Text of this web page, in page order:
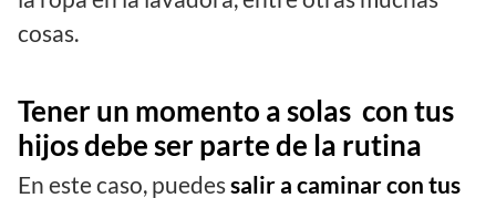
cosas.
Tener un momento a solas con tus
hijos debe ser parte de la rutina
En este caso, puedessalir a caminar con tus